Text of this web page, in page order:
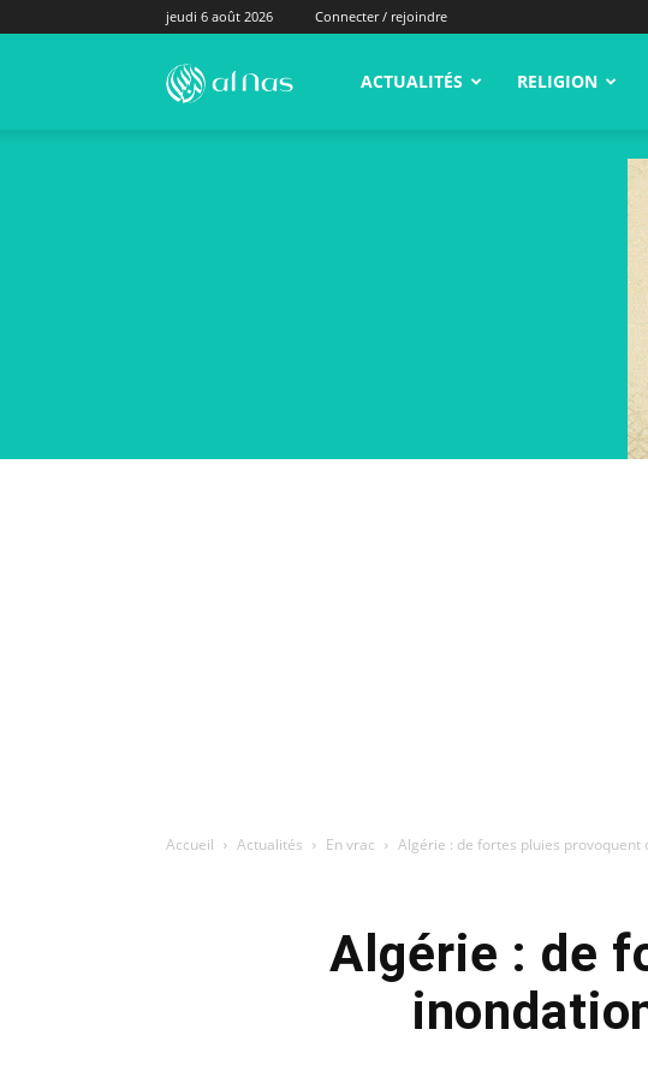
jeudi 6 août 2026 Connecter / rejoindre
alNas.fr ACTUALITÉS RELIGION
Accueil Actualités En vrac Algérie : de fortes pluies
Algérie : de